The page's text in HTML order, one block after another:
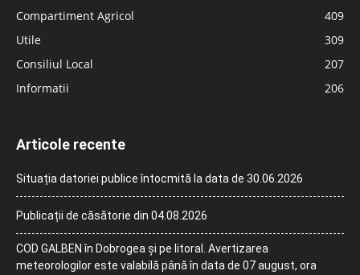
Compartiment Agricol
409
Utile
309
Consiliul Local
207
Informatii
206
Articole recente
Situația datoriei publice întocmită la data de 30.06.2026
Publicații de căsătorie din 04.08.2026
COD GALBEN în Dobrogea și pe litoral. Avertizarea
meteorologilor este valabilă până în data de 07 august, ora